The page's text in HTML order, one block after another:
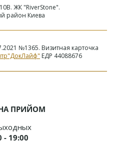
ЖК "RiverStone".
район Киева
№1365. Визитная карточка
ЕДР 44088676
ПРИЙОМ
- 19:00